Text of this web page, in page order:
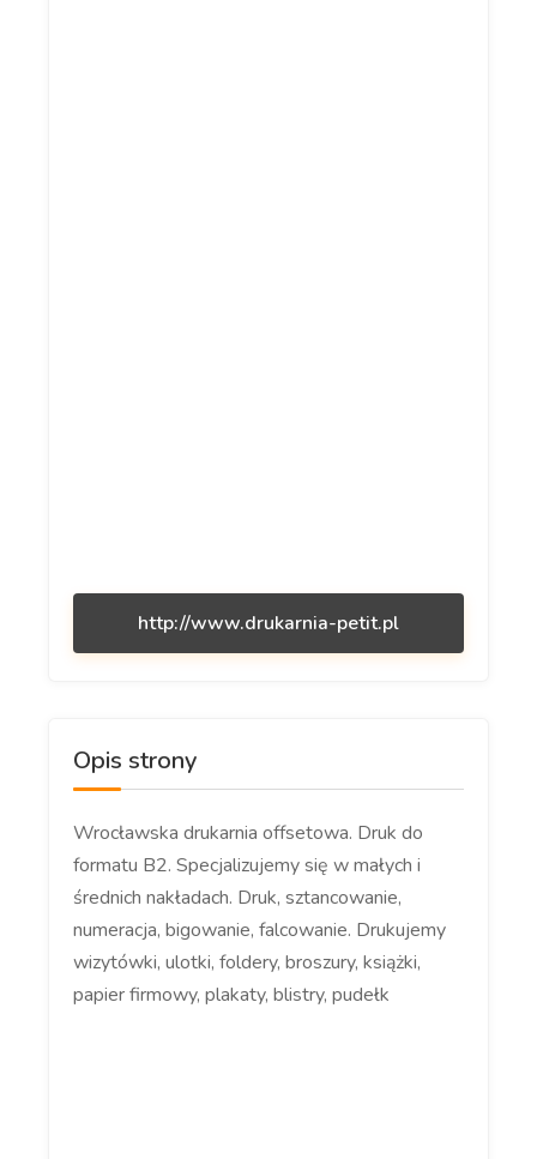
http://www.drukarnia-petit.pl
Opis strony
Wrocławska drukarnia offsetowa. Druk do
formatu B2. Specjalizujemy się w małych i
średnich nakładach. Druk, sztancowanie,
numeracja, bigowanie, falcowanie. Drukujemy
wizytówki, ulotki, foldery, broszury, książki,
papier firmowy, plakaty, blistry, pudełk